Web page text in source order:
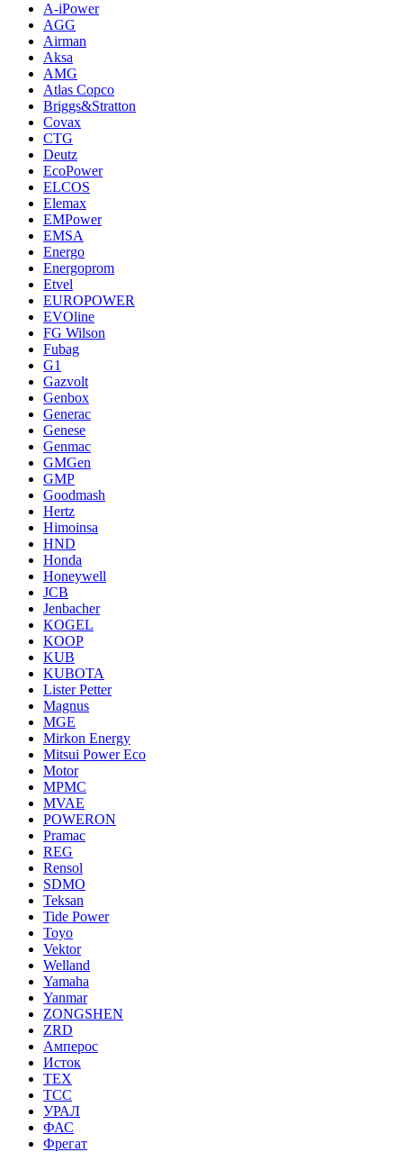
A-iPower
AGG
Airman
Aksa
AMG
Atlas Copco
Briggs&Stratton
Covax
CTG
Deutz
EcoPower
ELCOS
Elemax
EMPower
EMSA
Energo
Energoprom
Etvel
EUROPOWER
EVOline
FG Wilson
Fubag
G1
Gazvolt
Genbox
Generac
Genese
Genmac
GMGen
GMP
Goodmash
Hertz
Himoinsa
HND
Honda
Honeywell
JCB
Jenbacher
KOGEL
KOOP
KUB
KUBOTA
Lister Petter
Magnus
MGE
Mirkon Energy
Mitsui Power Eco
Motor
MPMC
MVAE
POWERON
Pramac
REG
Rensol
SDMO
Teksan
Tide Power
Toyo
Vektor
Welland
Yamaha
Yanmar
ZONGSHEN
ZRD
Амперос
Исток
ТЕХ
ТСС
УРАЛ
ФАС
Фрегат